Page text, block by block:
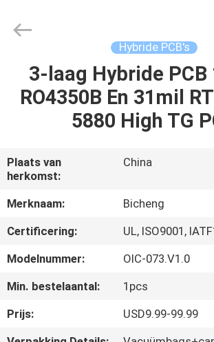
HUIS
PRODUCTEN
VIDEO'S
OVER
ONS
KWALITEITSCONTROLE
Technology
Reserved.
Hybride PCB's
3-laag Hybride PCB
RO4350B En 31mil
5880 High TG
Plaats van
herkomst:
China
Merknaam:
Bicheng
Certificering:
UL, ISO9001,
Modelnummer:
OIC-073.V1.0
Min. bestelaantal:
1pcs
Prijs:
USD9.99-99.99